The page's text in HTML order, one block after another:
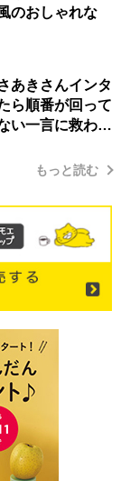
のおしゃれな
あきさんインタ
ら順番が回って
い一言に救われ
もっと読む